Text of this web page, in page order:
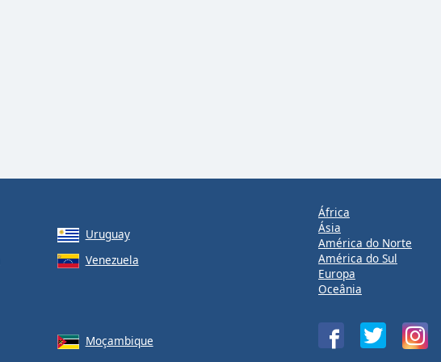
Uruguay
Venezuela
Moçambique
África
Ásia
América do Norte
América do Sul
Europa
Oceânia